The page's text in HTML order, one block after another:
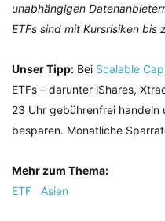
unabhängigen
ETFs sind mit Kursrisiken bis
Unser Tipp: Bei Scalable
ETFs – darunter iShares,
23 Uhr gebührenfrei
besparen. Monatliche
Mehr zum Thema:
ETF
Asien